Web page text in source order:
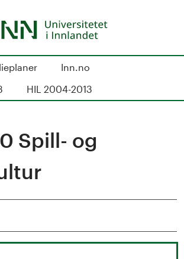
Inn.no
HIL 2004-2013
Spill- og